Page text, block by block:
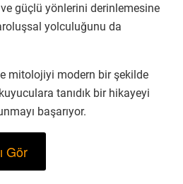
ve güçlü yönlerini derinlemesine
yolculuğunu da
mitolojiyi modern bir şekilde
tanıdık bir hikayeyi
başarıyor.
Gör